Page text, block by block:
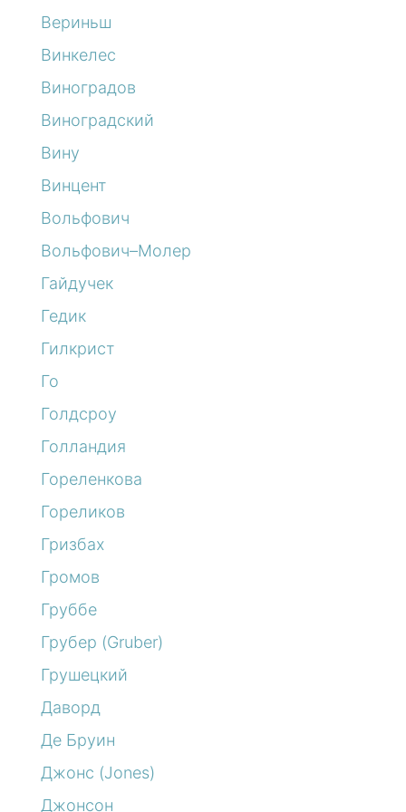
Вериньш
Винкелес
Виноградов
Виноградский
Вину
Винцент
Вольфович
Вольфович–Молер
Гайдучек
Гедик
Гилкрист
Го
Голдсроу
Голландия
Гореленкова
Гореликов
Гризбах
Громов
Груббе
Грубер (Gruber)
Грушецкий
Даворд
Де Бруин
Джонс (Jones)
Джонсон